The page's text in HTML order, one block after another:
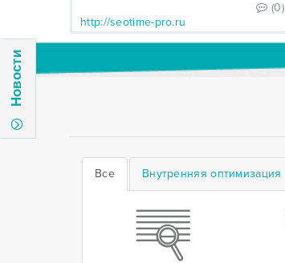
Новости
(0)
http://seotime-pro.ru
Все Внутренняя оптимизация